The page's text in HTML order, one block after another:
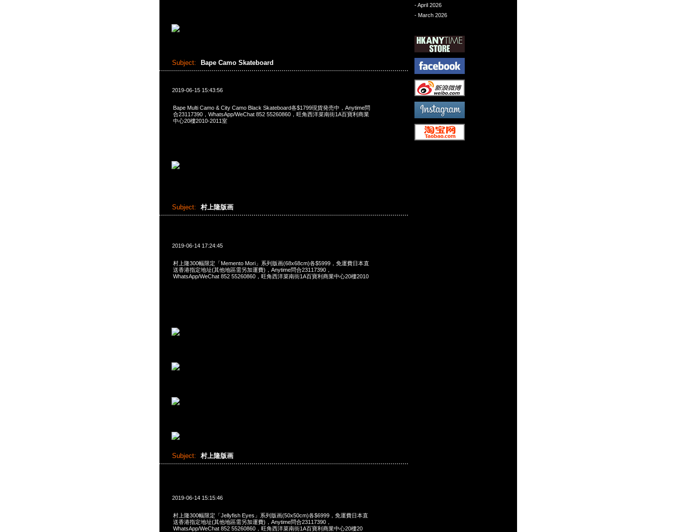
- April 2026
- March 2026
Subject: Bape Camo Skateboard
2019-06-15 15:43:56
Bape Multi Camo & City Camo Black Skateboard各$1799現貨発売中，Anytime問
合23117390，WhatsApp/WeChat 852 55260860，旺角西洋菜南街1A百寶利商業
中心20樓2010-2011室
Subject: 村上隆版画
2019-06-14 17:24:45
村上隆300幅限定「Memento Mori」系列版画(68x68cm)各$5999，免運費日本直
送香港指定地址(其他地區需另加運費)，Anytime問合23117390，
WhatsApp/WeChat 852 55260860，旺角西洋菜南街1A百寶利商業中心20樓2010
Subject: 村上隆版画
2019-06-14 15:15:46
村上隆300幅限定「Jellyfish Eyes」系列版画(50x50cm)各$6999，免運費日本直
送香港指定地址(其他地區需另加運費)，Anytime問合23117390，
WhatsApp/WeChat 852 55260860，旺角西洋菜南街1A百寶利商業中心20樓20